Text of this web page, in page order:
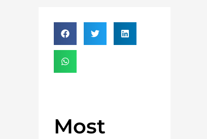
Most